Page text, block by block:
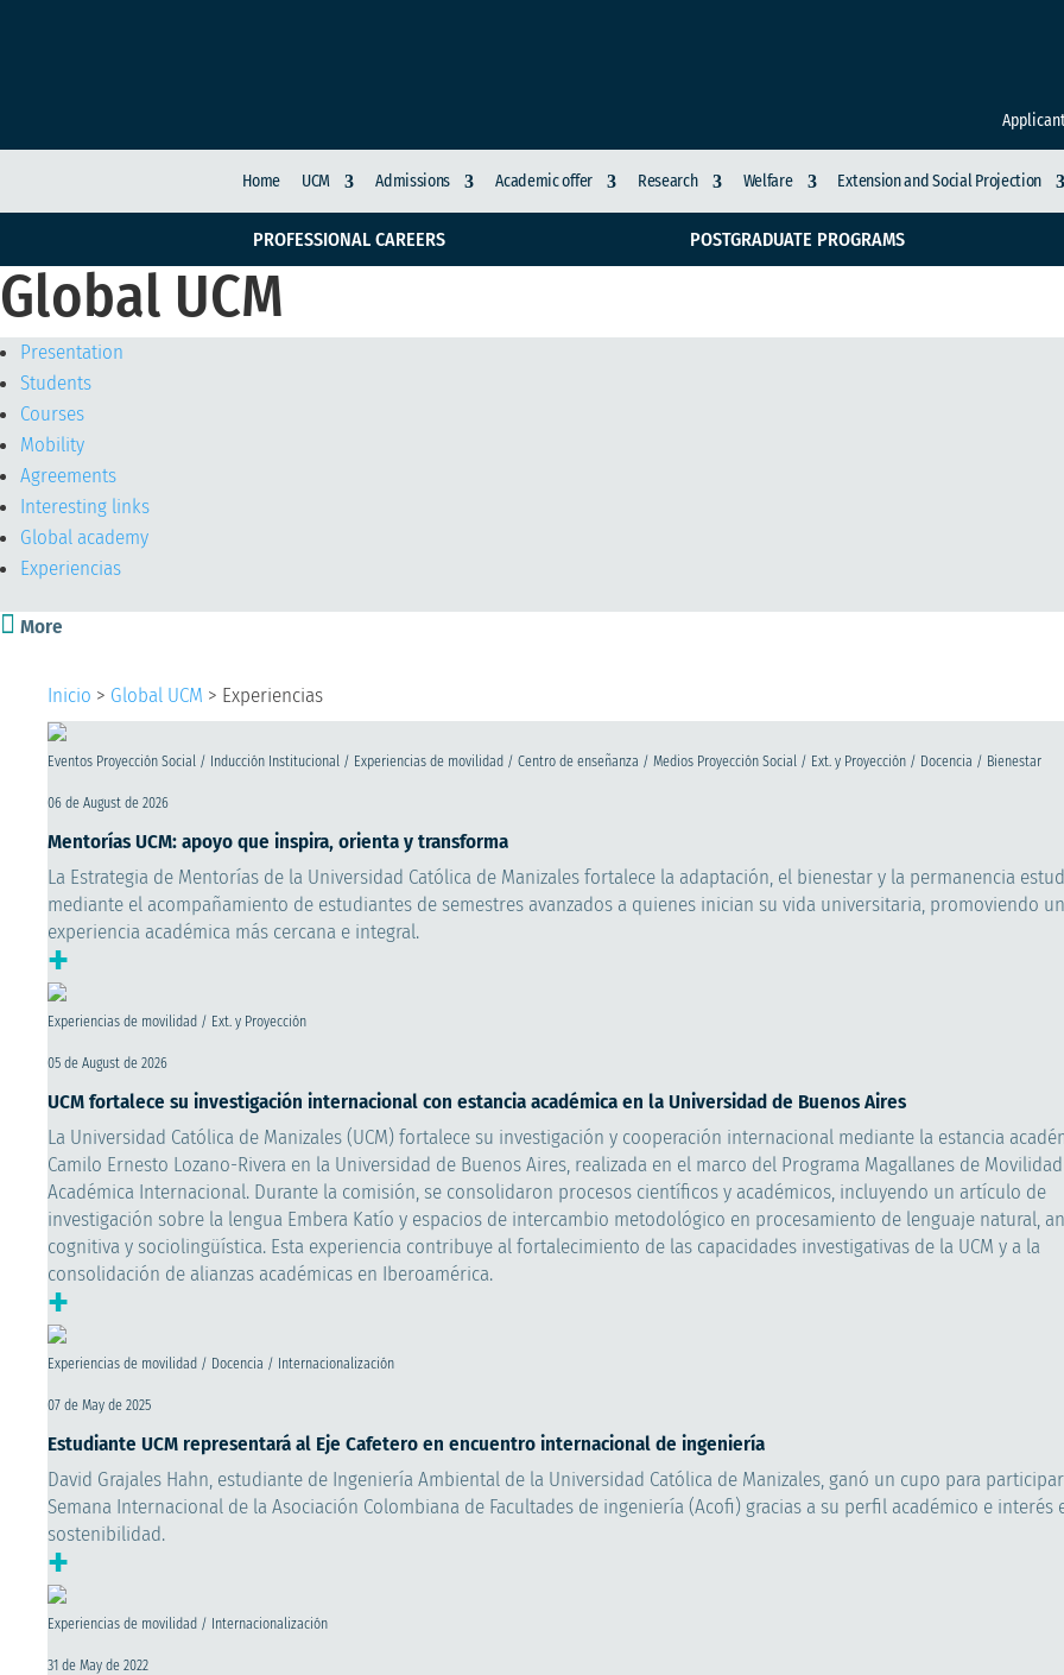
Home UCM Admissions Academic offer Research Welfare Extension and Social Projection
PROFESSIONAL CAREERS POSTGRADUATE PROGRAMS
Global UCM
Presentation
Students
Courses
Mobility
Agreements
Interesting links
Global academy
Experiencias
 More
Inicio > Global UCM > Experiencias
Eventos Proyección Social / Inducción Institucional / Experiencias de movilidad / Centro de enseñanza / Medios Proyección Social / Ext. y Proyección / Docencia / Bienestar
06 de August de 2026
Mentorías UCM: apoyo que inspira, orienta y transforma
La Estrategia de Mentorías de la Universidad Católica de Manizales fortalece la adaptación, el bienestar y la permanencia
mediante el acompañamiento de estudiantes de semestres avanzados a quienes inician su vida universitaria, promoviendo
experiencia académica más cercana e integral.
+
Experiencias de movilidad / Ext. y Proyección
05 de August de 2026
UCM fortalece su investigación internacional con estancia académica en la Universidad de Buenos Aires
La Universidad Católica de Manizales (UCM) fortalece su investigación y cooperación internacional mediante la estancia
Camilo Ernesto Lozano-Rivera en la Universidad de Buenos Aires, realizada en el marco del Programa Magallanes de Movilidad
Académica Internacional. Durante la comisión, se consolidaron procesos científicos y académicos, incluyendo un artículo de
investigación sobre la lengua Embera Katío y espacios de intercambio metodológico en procesamiento de lenguaje natural,
cognitiva y sociolingüística. Esta experiencia contribuye al fortalecimiento de las capacidades investigativas de la UCM y a la
consolidación de alianzas académicas en Iberoamérica.
+
Experiencias de movilidad / Docencia / Internacionalización
07 de May de 2025
Estudiante UCM representará al Eje Cafetero en encuentro internacional de ingeniería
David Grajales Hahn, estudiante de Ingeniería Ambiental de la Universidad Católica de Manizales, ganó un cupo para
Semana Internacional de la Asociación Colombiana de Facultades de ingeniería (Acofi) gracias a su perfil académico e interés
sostenibilidad.
+
Experiencias de movilidad / Internacionalización
31 de May de 2022